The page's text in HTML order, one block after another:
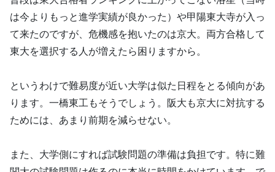
は今よりもっと進学実績が良かった）や甲陽東大寺が入っ
て来たのですが、危機感を抱いたのは京大。両方合格して
東大を選択する人が増えたら困りますから。
というわけで難易度が近い大学は似た日程をとる傾向があ
ります。一橋東工もそうでしょう。阪大も京大に対抗する
ためには、あまり前期を減らせない。
また、大学側にすれば試験問題の準備は負担です。特に難